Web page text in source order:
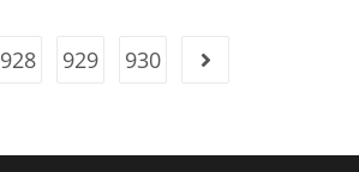
928 929 930